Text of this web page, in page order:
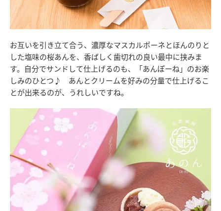
お互いを引き立て合う、濃厚なマスカルポーネとほんのりと
した塩味の桜あんを、香ばしく歯切れの良い最中に挟みま
す。自分でサンドして仕上げるのも、「あんぽーね」のお楽
しみのひとつ♪ あんとクリームを好みの分量で仕上げるこ
とが出来るのが、うれしいですね。